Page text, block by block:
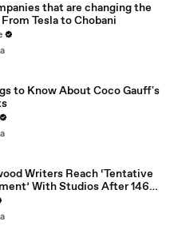
that are changing the
Tesla to Chobani
to Know About Coco Gauff's
Writers Reach ‘Tentative
With Studios After 146